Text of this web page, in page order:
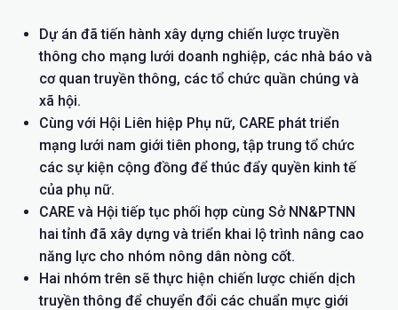
Dự án đã tiến hành xây dựng chiến lược truyền
thông cho mạng lưới doanh nghiệp, các nhà báo và
cơ quan truyền thông, các tổ chức quần chúng và
xã hội.
Cùng với Hội Liên hiệp Phụ nữ, CARE phát triển
mạng lưới nam giới tiên phong, tập trung tổ chức
các sự kiện cộng đồng để thúc đẩy quyền kinh tế
của phụ nữ.
CARE và Hội tiếp tục phối hợp cùng Sở NN&PTNN
hai tỉnh đã xây dựng và triển khai lộ trình nâng cao
năng lực cho nhóm nông dân nòng cốt.
Hai nhóm trên sẽ thực hiện chiến lược chiến dịch
truyền thông để chuyển đổi các chuẩn mực giới